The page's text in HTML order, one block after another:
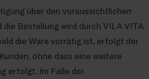
über den voraussichtlichen
die Bestellung wird durch VILA VITA
die Ware vorrätig ist, erfolgt der
ohne dass eine weitere
erfolgt. Im Falle der